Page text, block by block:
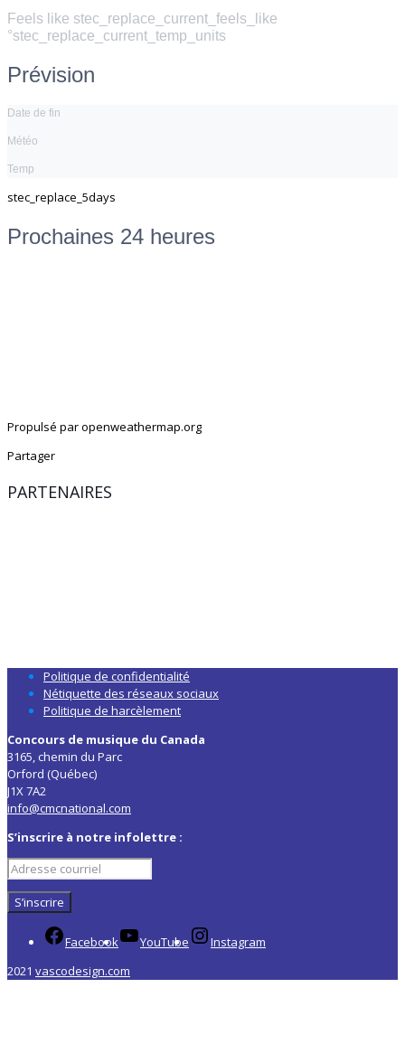
Feels like stec_replace_current_feels_like
°stec_replace_current_temp_units
Prévision
Date de fin
Météo
Temp
stec_replace_5days
Prochaines 24 heures
Propulsé par openweathermap.org
Partager
PARTENAIRES
Politique de confidentialité
Nétiquette des réseaux sociaux
Politique de harcèlement
Concours de musique du Canada
3165, chemin du Parc
Orford (Québec)
J1X 7A2
info@cmcnational.com
S’inscrire à notre infolettre :
Facebook YouTube
Instagram
2021 vascodesign.com